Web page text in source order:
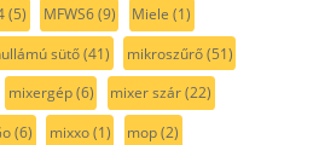
(5) MFWS6(9) Miele (1)
sütő(41) mikroszűrő(51)
mixergép(6) mixer szár(22)
(6) mixxo(1) mop(2)